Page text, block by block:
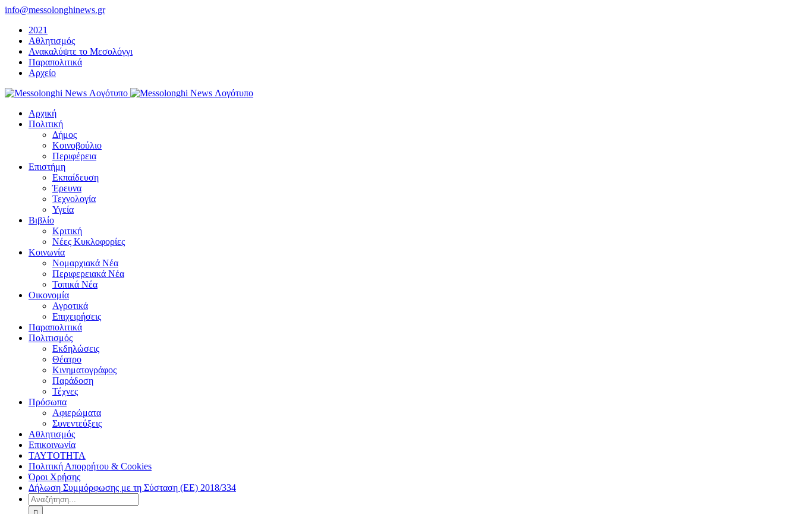
Μετάβαση
περιεχόμενο
info@messolonghinews.gr
2021
Αθλητισμός
Ανακαλύψτε το Μεσολόγγι
Παραπολιτικά
Αρχείο
Αρχική
Πολιτική
Δήμος
Κοινοβούλιο
Περιφέρεια
Επιστήμη
Εκπαίδευση
Έρευνα
Τεχνολογία
Υγεία
Βιβλίο
Κριτική
Νέες Κυκλοφορίες
Κοινωνία
Νομαρχιακά Νέα
Περιφερειακά Νέα
Τοπικά Νέα
Οικονομία
Αγροτικά
Επιχειρήσεις
Παραπολιτικά
Πολιτισμός
Εκδηλώσεις
Θέατρο
Κινηματογράφος
Παράδοση
Τέχνες
Πρόσωπα
Αφιερώματα
Συνεντεύξεις
Αθλητισμός
Επικοινωνία
ΤΑΥΤΟΤΗΤΑ
Πολιτική Απορρήτου & Cookies
Όροι Χρήσης
Δήλωση Συμμόρφωσης με τη Σύσταση (ΕΕ) 2018/334
Αναζήτηση
για: